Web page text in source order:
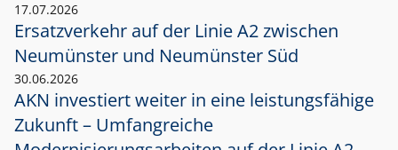
17.07.2026
Ersatzverkehr auf der Linie A2 zwischen
Neumünster und Neumünster Süd
30.06.2026
AKN investiert weiter in eine leistungsfähige
Zukunft – Umfangreiche